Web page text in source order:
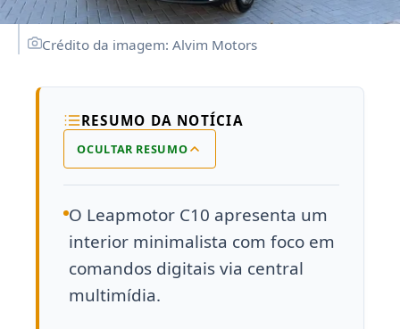
Crédito da imagem: Alvim Motors
RESUMO DA NOTÍCIA
OCULTAR RESUMO
O Leapmotor C10 apresenta um
interior minimalista com foco em
comandos digitais via central
multimídia.